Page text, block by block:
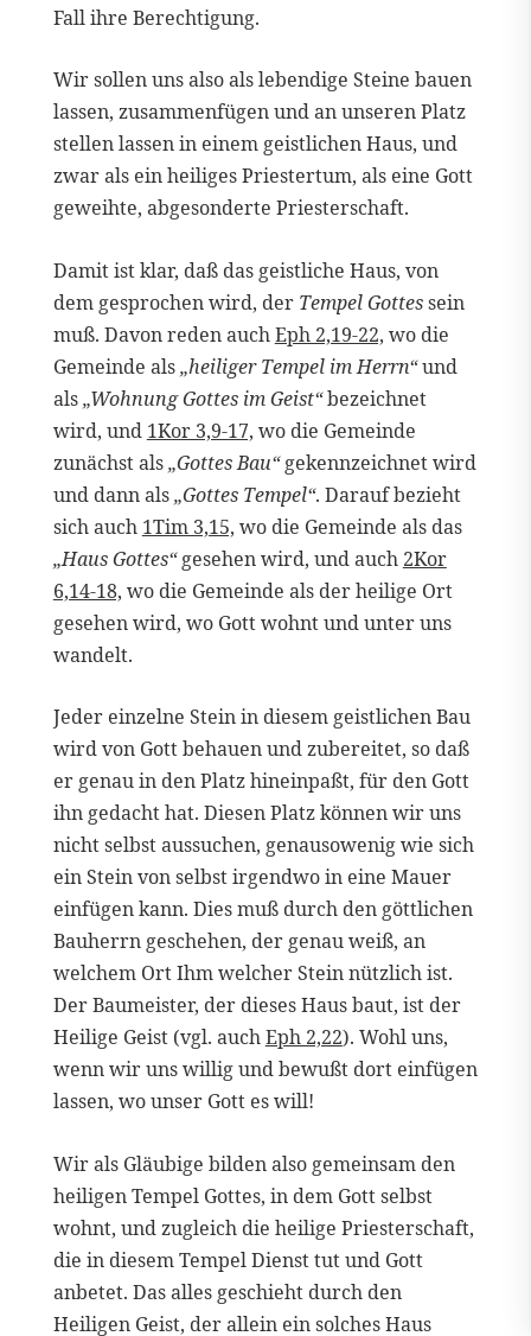
Fall ihre Berechtigung.
Wir sollen uns also als lebendige Steine bauen
lassen, zusammenfügen und an unseren Platz
stellen lassen in einem geistlichen Haus, und
zwar als ein heiliges Priestertum, als eine Gott
geweihte, abgesonderte Priesterschaft.
Damit ist klar, daß das geistliche Haus, von
dem gesprochen wird, der Tempel Gottessein
muß. Davon reden auchEph 2,19-22, wo die
Gemeinde als„heiliger Tempel im Herrn“und
als„Wohnung Gottes im Geist“bezeichnet
wird, und 1Kor 3,9-17, wo die Gemeinde
zunächst als„Gottes Bau“gekennzeichnet wird
und dann als„Gottes Tempel“. Darauf bezieht
sich auch 1Tim 3,15, wo die Gemeinde als das
„Haus Gottes“gesehen wird, und auch 2Kor
6,14-18, wo die Gemeinde als der heilige Ort
gesehen wird, wo Gott wohnt und unter uns
wandelt.
Jeder einzelne Stein in diesem geistlichen Bau
wird von Gott behauen und zubereitet, so daß
er genau in den Platz hineinpaßt, für den Gott
ihn gedacht hat. Diesen Platz können wir uns
nicht selbst aussuchen, genausowenig wie sich
ein Stein von selbst irgendwo in eine Mauer
einfügen kann. Dies muß durch den göttlichen
Bauherrn geschehen, der genau weiß, an
welchem Ort Ihm welcher Stein nützlich ist.
Der Baumeister, der dieses Haus baut, ist der
Heilige Geist (vgl. auchEph 2,22). Wohl uns,
wenn wir uns willig und bewußt dort einfügen
lassen, wo unser Gott es will!
Wir als Gläubige bilden also gemeinsam den
heiligen Tempel Gottes, in dem Gott selbst
wohnt, und zugleich die heilige Priesterschaft,
die in diesem Tempel Dienst tut und Gott
anbetet. Das alles geschieht durch den
Heiligen Geist, der allein ein solches Haus